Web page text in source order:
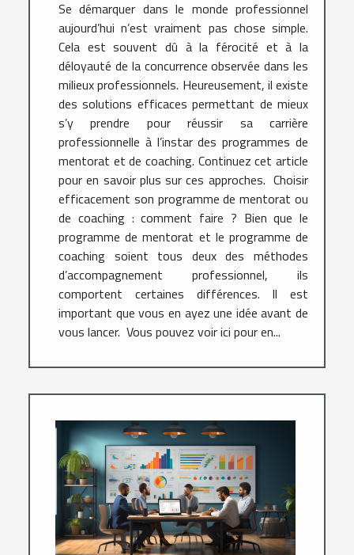
Se démarquer dans le monde professionnel
aujourd’hui n’est vraiment pas chose simple.
Cela est souvent dû à la férocité et à la
déloyauté de la concurrence observée dans les
milieux professionnels. Heureusement, il existe
des solutions efficaces permettant de mieux
s’y prendre pour réussir sa carrière
professionnelle à l’instar des programmes de
mentorat et de coaching. Continuez cet article
pour en savoir plus sur ces approches. Choisir
efficacement son programme de mentorat ou
de coaching : comment faire ? Bien que le
programme de mentorat et le programme de
coaching soient tous deux des méthodes
d’accompagnement professionnel, ils
comportent certaines différences. Il est
important que vous en ayez une idée avant de
vous lancer. Vous pouvez voir ici pour en...